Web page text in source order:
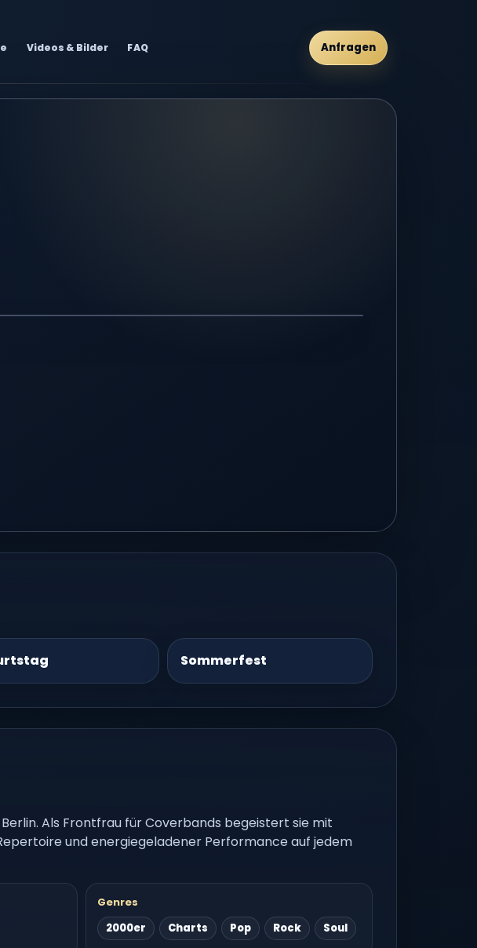
Videos & Bilder FAQ Anfragen
Sommerfest
Als Frontfrau für Coverbands begeistert sie mit
und energiegeladener Performance auf jedem
Genres
2000er
Charts Pop Rock Soul